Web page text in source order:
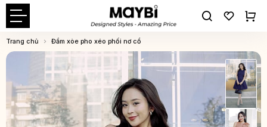
Trang chủ Đầm xòe pho xéo phối nơ cổ